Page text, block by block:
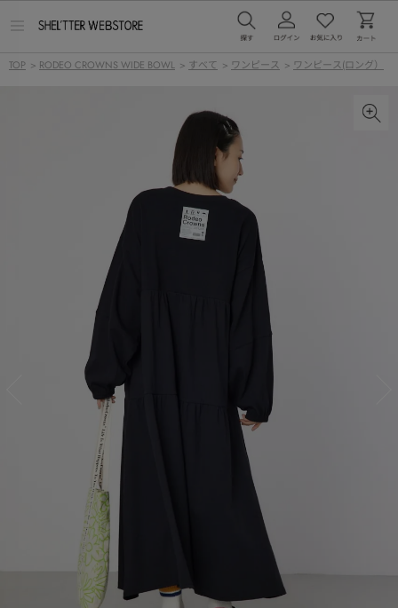
ー
TOP > RODEO CROWNS WIDE BOWL > すべて > ワンピース > ワンピース(ロング）